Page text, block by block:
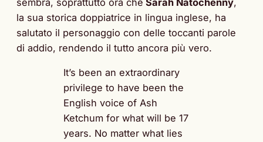
la sua storica doppiatrice in lingua inglese, ha
salutato il personaggio con delle toccanti parole
di addio, rendendo il tutto ancora più vero.
It’s been an extraordinary
privilege to have been the
English voice of Ash
Ketchum for what will be 17
years. No matter what lies